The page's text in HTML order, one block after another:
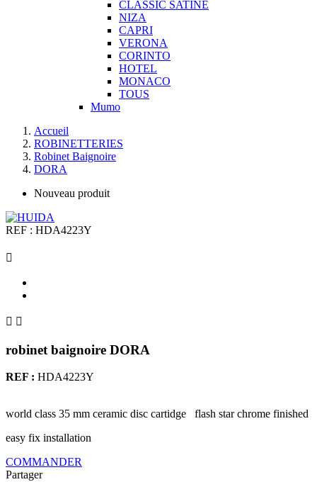
CLASSIC SATINE
NIZA
CAPRI
VERONA
CORINTO
HOTEL
MONACO
TOUS
Mumo
Accueil
ROBINETTERIES
Robinet Baignoire
DORA
Nouveau produit
REF : HDA4223Y

 
robinet baignoire DORA
REF : HDA4223Y
world class 35 mm ceramic disc cartidge flash star chrome finished
easy fix installation
COMMANDER
Partager